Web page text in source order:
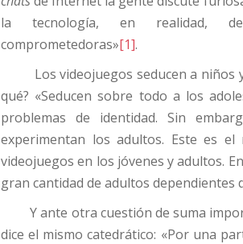
la tecnología, en realidad,
comprometedoras»[1].
Los videojuegos seducen a niños y
qué? «Seducen sobre todo a los
problemas de identidad. Sin
experimentan los adultos. Este es
videojuegos en los jóvenes y adultos.
gran cantidad de adultos dependientes
Y ante otra cuestión de suma
dice el mismo catedrático: «Por una